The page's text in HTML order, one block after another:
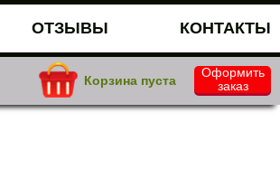
ОТЗЫВЫ КОНТАКТЫ
Корзина пуста
Оформить
заказ